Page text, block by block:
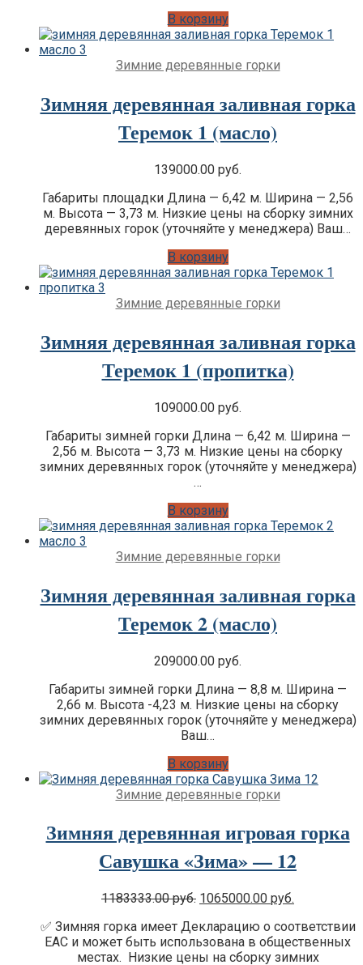
В корзину
Зимние деревянные горки
Зимняя деревянная заливная горка
Теремок 1 (масло)
139000.00 руб.
Габариты площадки Длина — 6,42 м. Ширина — 2,56
м. Высота — 3,73 м. Низкие цены на сборку зимних
деревянных горок (уточняйте у менеджера) Ваш…
В корзину
Зимние деревянные горки
Зимняя деревянная заливная горка
Теремок 1 (пропитка)
109000.00 руб.
Габариты зимней горки Длина — 6,42 м. Ширина —
2,56 м. Высота — 3,73 м. Низкие цены на сборку
зимних деревянных горок (уточняйте у менеджера)
…
В корзину
Зимние деревянные горки
Зимняя деревянная заливная горка
Теремок 2 (масло)
209000.00 руб.
Габариты зимней горки Длина — 8,8 м. Ширина —
2,66 м. Высота -4,23 м. Низкие цены на сборку
зимних деревянных горок (уточняйте у менеджера)
Ваш…
В корзину
Зимние деревянные горки
Зимняя деревянная игровая горка
Савушка «Зима» — 12
1183333.00руб. Original
was:
1183333.00 руб..
1065000.00 руб.
is:
1065000.00
✅ Зимняя горка имеет Декларацию о соответствии
EAC и может быть использована в общественных
местах. Низкие цены на сборку зимних